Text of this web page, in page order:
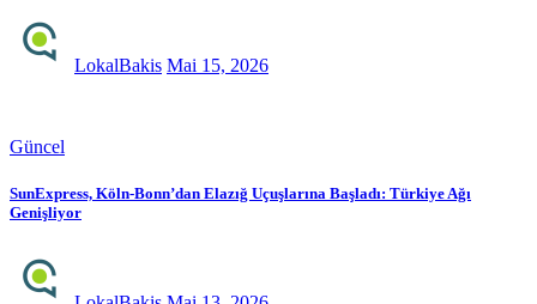
LokalBakis Mai 15, 2026
Güncel
SunExpress, Köln-Bonn’dan Elazığ Uçuşlarına Başladı: Türkiye Ağı
Genişliyor